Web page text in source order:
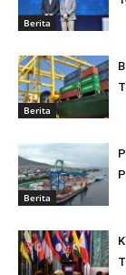
Berita
Berita
Berita